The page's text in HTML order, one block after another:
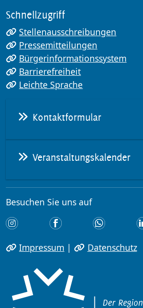
Schnellzugriff
Stellenausschreibungen
Pressemitteilungen
Bürgerinformationssystem
Barrierefreiheit
Leichte Sprache
Kontaktformular
Veranstaltungskalender
Besuchen Sie uns auf
Impressum | Datenschutz